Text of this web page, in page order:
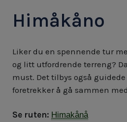
Himåkåno
Liker du en spennende tur
og litt utfordrende terreng?
must. Det tilbys også
foretrekker å gå sammen
Se ruten: Himakånå